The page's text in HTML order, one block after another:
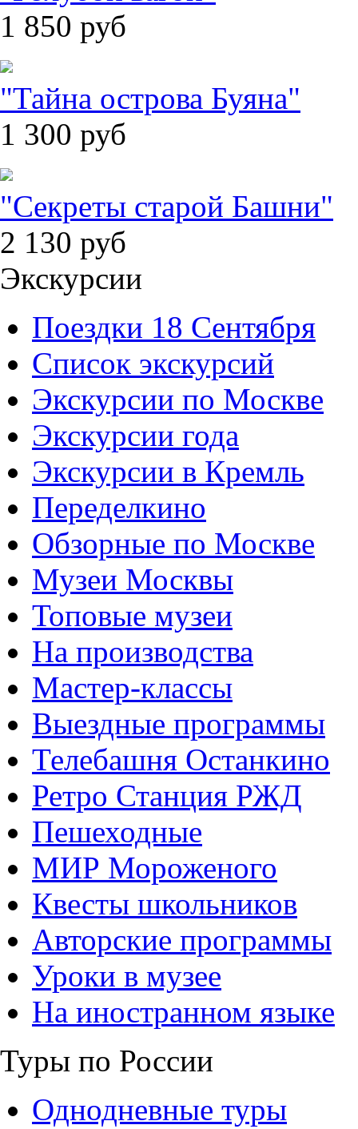
1 850 руб
"Тайна острова Буяна"
1 300 руб
"Секреты старой Башни"
2 130 руб
Экскурсии
Поездки 18 Сентября
Список экскурсий
Экскурсии по Москве
Экскурсии года
Экскурсии в Кремль
Переделкино
Обзорные по Москве
Музеи Москвы
Топовые музеи
На производства
Мастер-классы
Выездные программы
Телебашня Останкино
Ретро Станция РЖД
Пешеходные
МИР Мороженого
Квесты школьников
Авторские программы
Уроки в музее
На иностранном языке
Туры по России
Однодневные туры